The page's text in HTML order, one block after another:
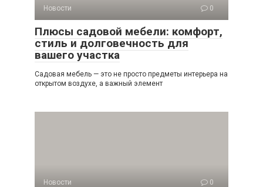
Новости 0
Плюсы садовой мебели: комфорт,
стиль и долговечность для
вашего участка
Садовая мебель — это не просто предметы интерьера на
открытом воздухе, а важный элемент
Новости 0